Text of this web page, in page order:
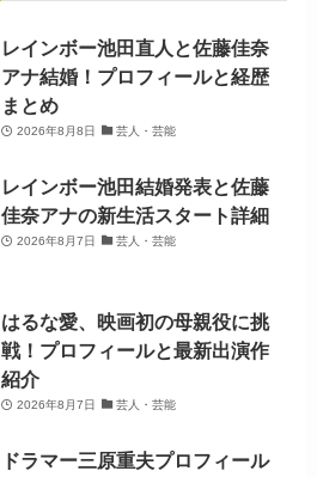
レインボー池田直人と佐藤佳奈
アナ結婚！プロフィールと経歴
まとめ
2026年8月8日 芸人・芸能
レインボー池田結婚発表と佐藤
佳奈アナの新生活スタート詳細
2026年8月7日 芸人・芸能
はるな愛、映画初の母親役に挑
戦！プロフィールと最新出演作
紹介
2026年8月7日 芸人・芸能
ドラマー三原重夫プロフィール